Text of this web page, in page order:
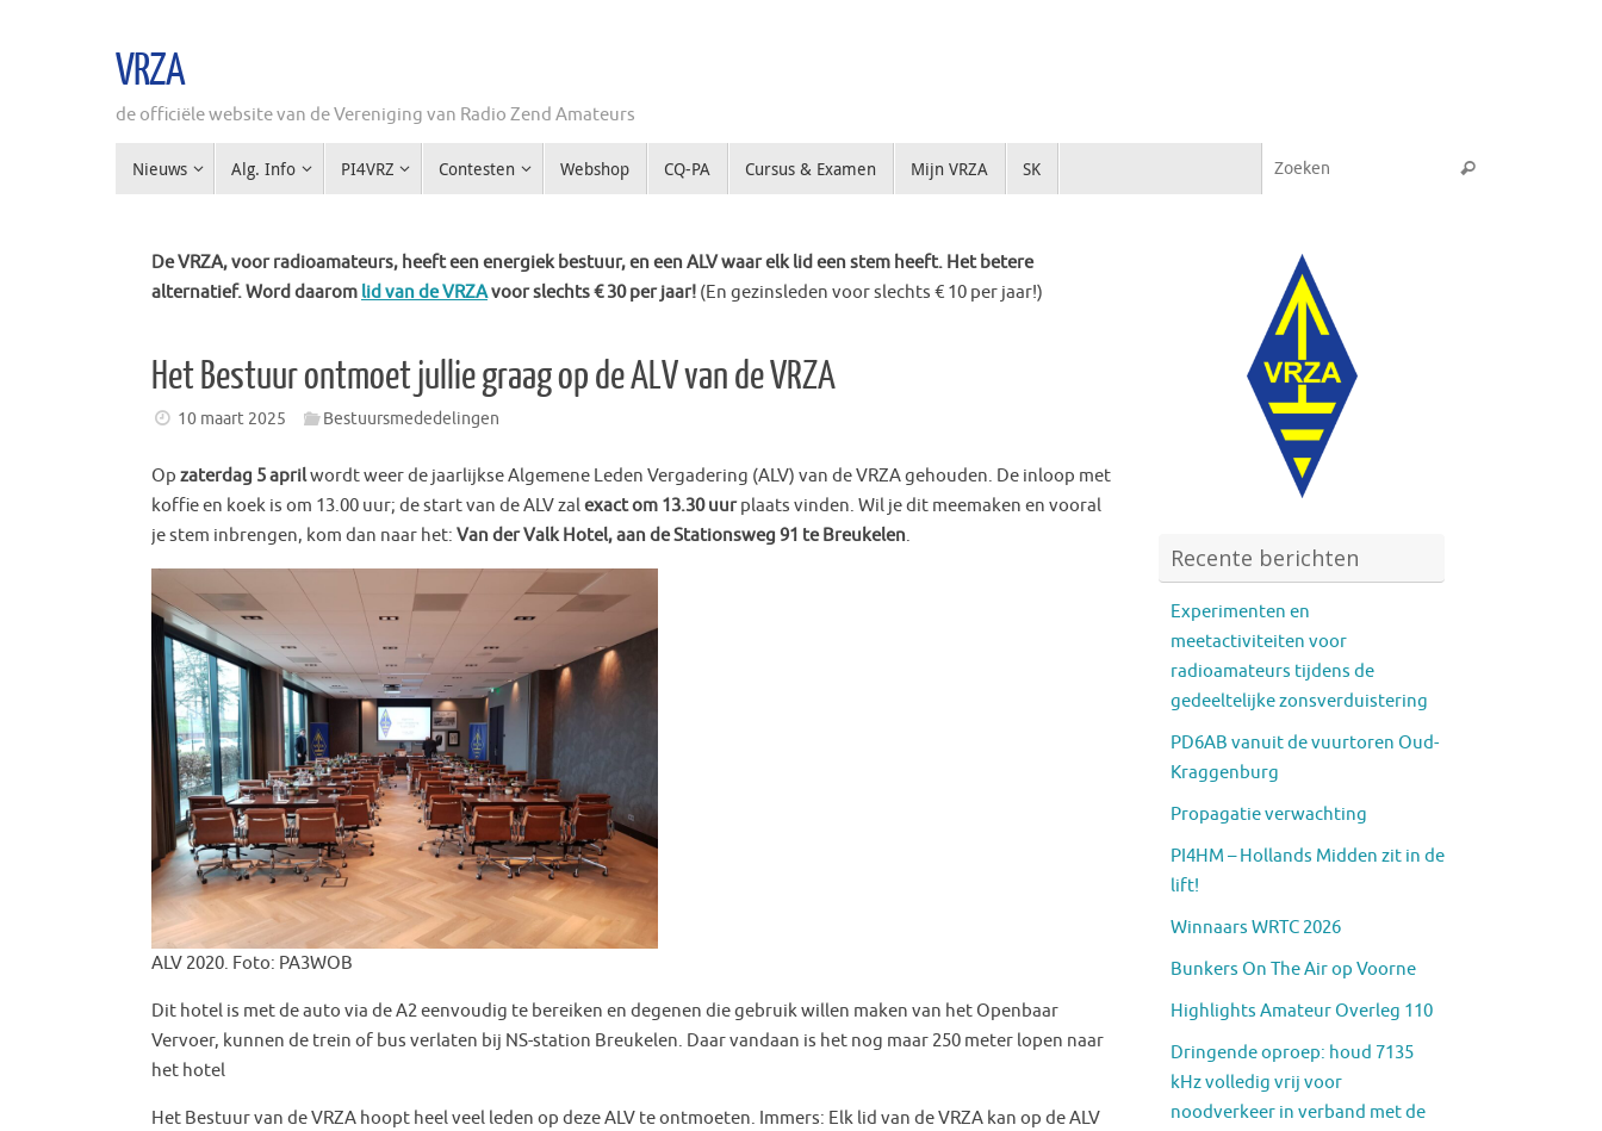
VRZA
de officiële website van de Vereniging van Radio Zend Amateurs
naarNieuws Alg. Info PI4VRZ Contesten Webshop CQ-PA Cursus & Examen Mijn VRZA SK Zoeken
De VRZA, voor radioamateurs, heeft een energiek bestuur, en een ALV waar elk lid een stem heeft. Het betere
alternatief. Word daarom lid van de VRZAvoor slechts € 30 per jaar! (En gezinsleden voor slechts € 10 per jaar!)
Het Bestuur ontmoet jullie graag op de ALV van de VRZA
10 maart 2025 Bestuursmededelingen
Op zaterdag 5 aprilwordt weer de jaarlijkse Algemene Leden Vergadering (ALV) van de VRZA gehouden. De inloop met
koffie en koek is om 13.00 uur; de start van de ALV zalexact om 13.30 uurplaats vinden. Wil je dit meemaken en vooral
je stem inbrengen, kom dan naar het: Van der Valk Hotel, aan de Stationsweg 91 te Breukelen.
ALV 2020. Foto: PA3WOB
Dit hotel is met de auto via de A2 eenvoudig te bereiken en degenen die gebruik willen maken van het Openbaar
Vervoer, kunnen de trein of bus verlaten bij NS-station Breukelen. Daar vandaan is het nog maar 250 meter lopen naar
het hotel
Het Bestuur van de VRZA hoopt heel veel leden op deze ALV te ontmoeten. Immers: Elk lid van de VRZA kan op de ALV
Recente berichten
Experimenten en
meetactiviteiten voor
radioamateurs tijdens de
gedeeltelijke zonsverduistering
PD6AB vanuit de vuurtoren Oud-
Kraggenburg
Propagatie verwachting
PI4HM – Hollands Midden zit in de
lift!
Winnaars WRTC 2026
Bunkers On The Air op Voorne
Highlights Amateur Overleg 110
Dringende oproep: houd 7135
kHz volledig vrij voor
noodverkeer in verband met de